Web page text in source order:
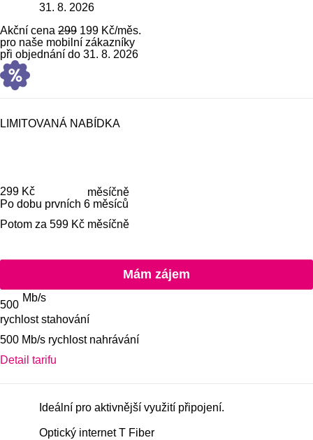
31. 8. 2026
Akční cena 299 199 Kč/měs.
pro naše mobilní zákazníky
při objednání do 31. 8. 2026
LIMITOVANÁ NABÍDKA
Cena je
299 Kč
měsíčně
Po dobu prvních 6 měsíců
Potom za 599 Kč měsíčně
Mám zájem
Balíček
500
Mb/s
rychlost stahování
500 Mb/s rychlost nahrávání
Zobrazit detail tarifu
Detail tarifu
Ideální pro aktivnější využití připojení.
Optický internet T Fiber